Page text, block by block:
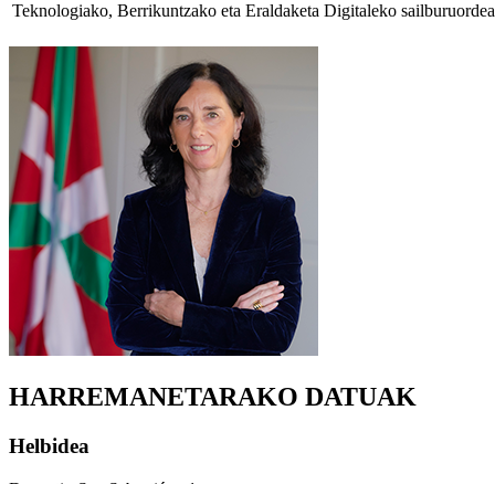
Teknologiako, Berrikuntzako eta Eraldaketa Digitaleko
HARREMANETARAKO DATUAK
Helbidea